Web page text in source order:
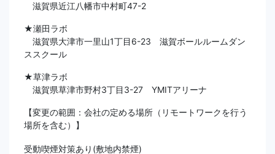
滋賀県近江⼋幡市中村町47-2
★瀬⽥ラボ
滋賀県⼤津市⼀⾥⼭1丁⽬6-23 滋賀ボールルームダン
ススクール
★草津ラボ
滋賀県草津市野村3丁⽬3-27 YMITアリーナ
【変更の範囲：会社の定める場所（リモートワークを行う
場所を含む）】
受動喫煙対策あり(敷地内禁煙)